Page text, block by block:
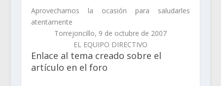
Aprovechamos la ocasión para saludarles
atentamente
Torrejoncillo, 9 de octubre de 2007
EL EQUIPO DIRECTIVO
Enlace al tema creado sobre el
artículo en el foro